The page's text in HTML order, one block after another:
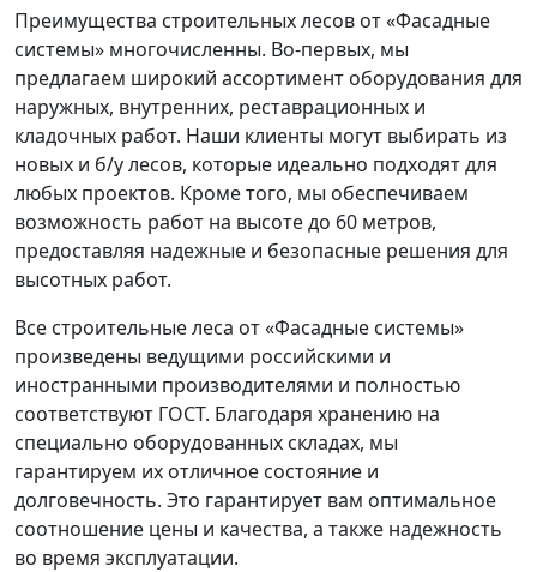
Преимущества строительных лесов от «Фасадные
системы» многочисленны. Во-первых, мы
предлагаем широкий ассортимент оборудования для
наружных, внутренних, реставрационных и
кладочных работ. Наши клиенты могут выбирать из
новых и б/у лесов, которые идеально подходят для
любых проектов. Кроме того, мы обеспечиваем
возможность работ на высоте до 60 метров,
предоставляя надежные и безопасные решения для
высотных работ.
Все строительные леса от «Фасадные системы»
произведены ведущими российскими и
иностранными производителями и полностью
соответствуют ГОСТ. Благодаря хранению на
специально оборудованных складах, мы
гарантируем их отличное состояние и
долговечность. Это гарантирует вам оптимальное
соотношение цены и качества, а также надежность
во время эксплуатации.